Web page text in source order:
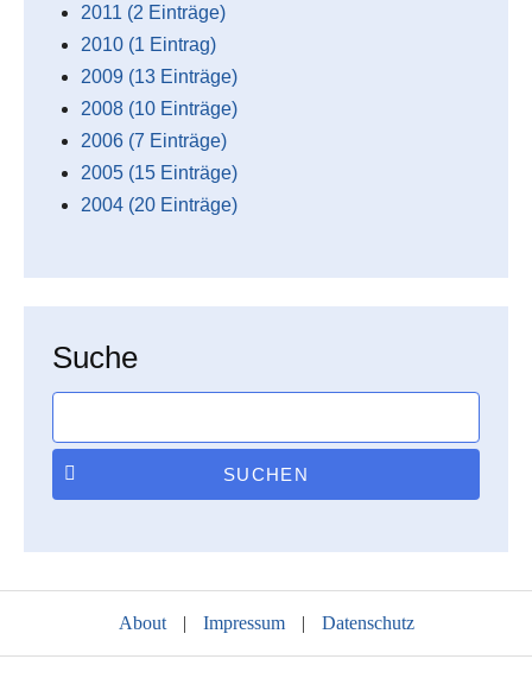
2011 (2 Einträge)
2010 (1 Eintrag)
2009 (13 Einträge)
2008 (10 Einträge)
2006 (7 Einträge)
2005 (15 Einträge)
2004 (20 Einträge)
Suche
SUCHEN
About | Impressum | Datenschutz